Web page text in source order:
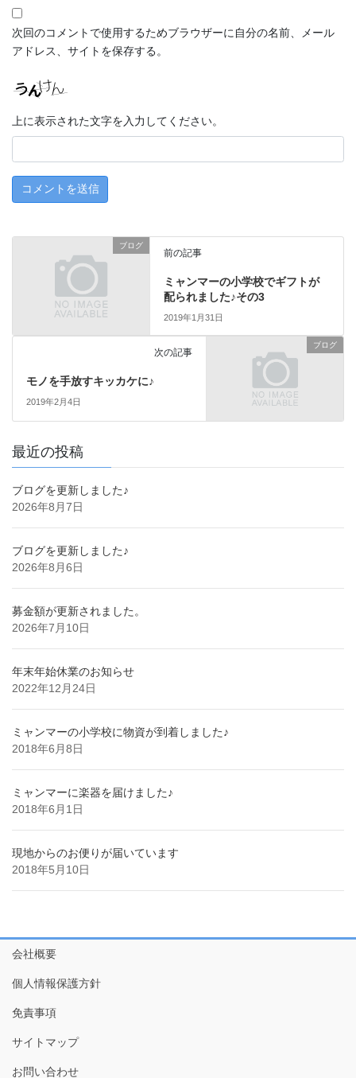
次回のコメントで使用するためブラウザーに自分の名前、メール
アドレス、サイトを保存する。
上に表示された文字を入力してください。
ブログ
前の記事
ミャンマーの小学校でギフトが
配られました♪その3
2019年1月31日
ブログ
次の記事
モノを手放すキッカケに♪
2019年2月4日
最近の投稿
ブログを更新しました♪
2026年8月7日
ブログを更新しました♪
2026年8月6日
募金額が更新されました。
2026年7月10日
年末年始休業のお知らせ
2022年12月24日
ミャンマーの小学校に物資が到着しました♪
2018年6月8日
ミャンマーに楽器を届けました♪
2018年6月1日
現地からのお便りが届いています
2018年5月10日
会社概要
個人情報保護方針
免責事項
サイトマップ
お問い合わせ